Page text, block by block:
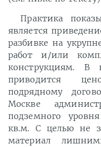
Практика
является
разбивке на
работ и/или
конструкциям. В
приводится
подрядному
Москве
подземного
кв.м. С целью не
материал